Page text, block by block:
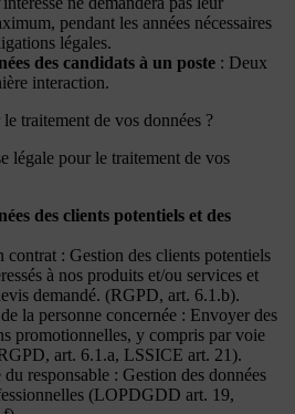
pendant les années nécessaires
légales.
des candidats à un poste : Deux
interaction.
traitement de vos données ?
légale pour le traitement de vos
des clients potentiels et des
contrat : Gestion des clients potentiels
à nos produits et/ou services et
demandé. (RGPD, art. 6.1.b).
la personne concernée : Envoyer des
promotionnelles, y compris par voie
art. 6.1.a, LSSICE art. 21).
responsable : Gestion des données
(LOPDGDD art. 19,